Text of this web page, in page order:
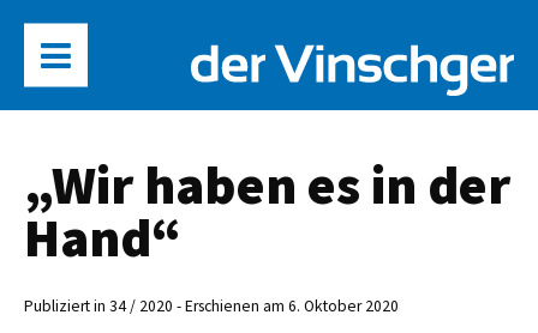
„Wir haben es in der
Hand“
Publiziert in 34 / 2020 - Erschienen am 6. Oktober 2020